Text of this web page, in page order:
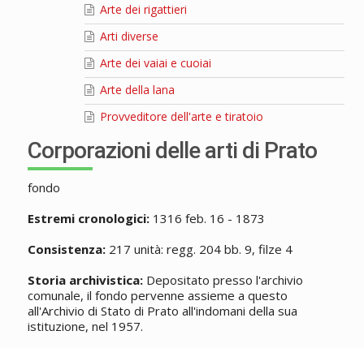
Arte dei rigattieri
Arti diverse
Arte dei vaiai e cuoiai
Arte della lana
Provveditore dell'arte e tiratoio
Corporazioni delle arti di Prato
fondo
Estremi cronologici:1316 feb. 16 - 1873
Consistenza:217 unità: regg. 204 bb. 9, filze 4
Storia archivistica:Depositato presso l'archivio
comunale, il fondo pervenne assieme a questo
all'Archivio di Stato di Prato all'indomani della sua
istituzione, nel 1957.